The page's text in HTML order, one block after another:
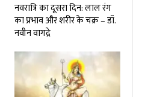
नवरात्रि का दूसरा दिन: लाल रंग
का प्रभाव और शरीर के चक्र – डॉ.
नवीन वागद्रे